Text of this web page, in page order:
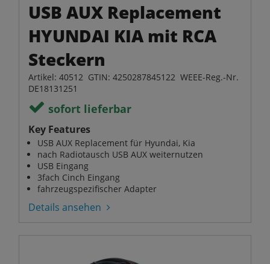
USB AUX Replacement
HYUNDAI KIA mit RCA
Steckern
Artikel: 40512 GTIN: 4250287845122 WEEE-Reg.-Nr.
DE18131251
sofort lieferbar
Key Features
USB AUX Replacement für Hyundai, Kia
nach Radiotausch USB AUX weiternutzen
USB Eingang
3fach Cinch Eingang
fahrzeugspezifischer Adapter
Details ansehen